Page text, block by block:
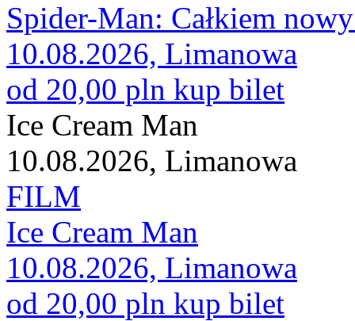
Spider-Man: Całkiem
10.08.2026, Limanowa
od 20,00 pln kup bilet
Ice Cream Man
10.08.2026, Limanowa
FILM
Ice Cream Man
10.08.2026, Limanowa
od 20,00 pln kup bilet